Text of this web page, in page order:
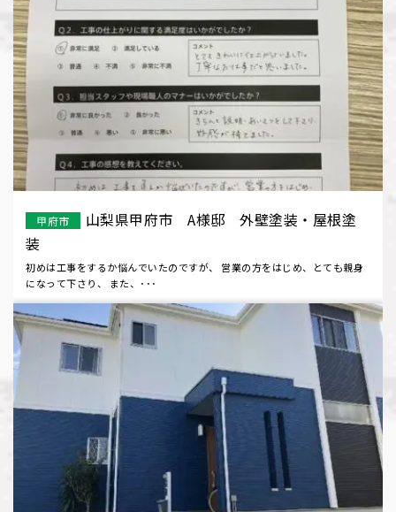
甲府市
山梨県甲府市 A様邸 外壁塗装・屋根塗
装
初めは工事をするか悩んでいたのですが、 営業の方をはじめ、とても親身
になって下さり、 また、･･･